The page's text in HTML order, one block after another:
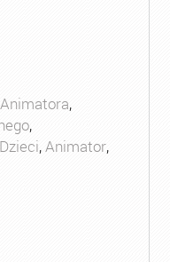
,
,
,Animator,